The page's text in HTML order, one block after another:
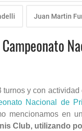
Juan Martin
y con
Nacional de
mencionamos en
Club, utilizando